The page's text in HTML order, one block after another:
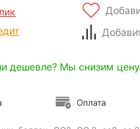
дешевле? Мы снизим цену
Оплата